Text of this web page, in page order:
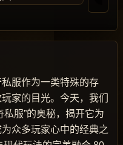
服作为一类特殊的存
家的目光。今天，我们
服”的奥秘，揭开它为
众多玩家心中的经典之